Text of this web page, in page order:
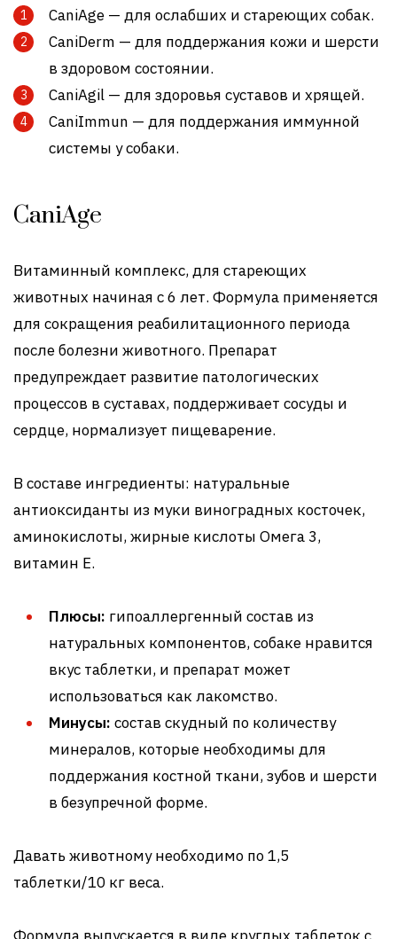
CaniAge — для ослабших и стареющих собак.
CaniDerm — для поддержания кожи и шерсти
в здоровом состоянии.
CaniAgil — для здоровья суставов и хрящей.
CaniImmun — для поддержания иммунной
системы у собаки.
CaniAge
Витаминный комплекс, для стареющих
животных начиная с 6 лет. Формула применяется
для сокращения реабилитационного периода
после болезни животного. Препарат
предупреждает развитие патологических
процессов в суставах, поддерживает сосуды и
сердце, нормализует пищеварение.
В составе ингредиенты: натуральные
антиоксиданты из муки виноградных косточек,
аминокислоты, жирные кислоты Омега 3,
витамин Е.
Плюсы: гипоаллергенный состав из
натуральных компонентов, собаке нравится
вкус таблетки, и препарат может
использоваться как лакомство.
Минусы: состав скудный по количеству
минералов, которые необходимы для
поддержания костной ткани, зубов и шерсти
в безупречной форме.
Давать животному необходимо по 1,5
таблетки/10 кг веса.